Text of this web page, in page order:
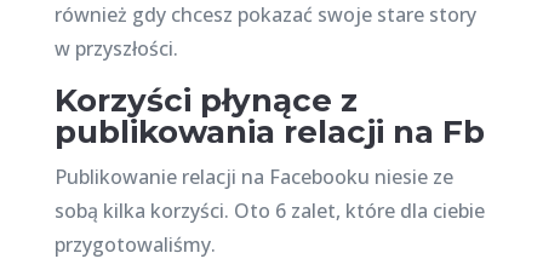
również gdy chcesz pokazać swoje stare story
w przyszłości.
Korzyści płynące z
publikowania relacji na Fb
Publikowanie relacji na Facebooku niesie ze
sobą kilka korzyści. Oto 6 zalet, które dla ciebie
przygotowaliśmy.